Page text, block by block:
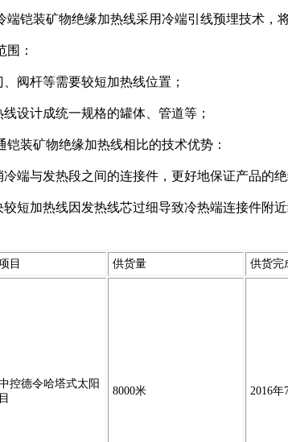
端铠装矿物绝缘加热线采用冷端引线预埋技术，
围：
、阀杆等需要较短加热线位置；
线设计成统一规格的罐体、管道等；
铠装矿物绝缘加热线相比的技术优势：
冷端与发热段之间的连接件，更好地保证产品的绝
较短加热线因发热线芯过细导致冷热端连接件附
目 供货量 供货完
控德令哈塔式太阳
8000米 2016年